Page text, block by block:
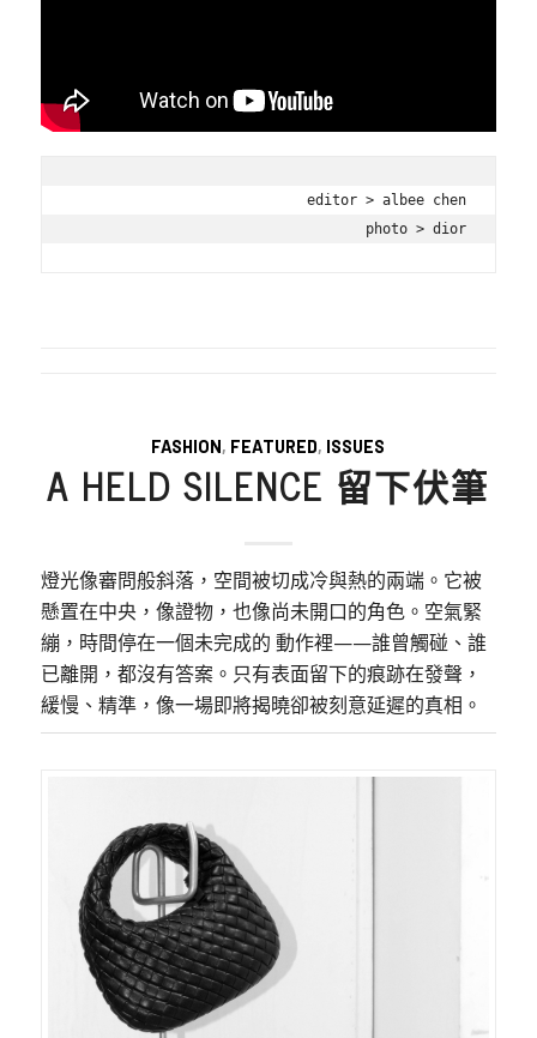
editor > albee chen
photo > dior
FASHION, FEATURED, ISSUES
A HELD SILENCE 留下伏筆
燈光像審問般斜落，空間被切成冷與熱的兩端。它被
懸置在中央，像證物，也像尚未開口的角色。空氣緊
繃，時間停在一個未完成的 動作裡——誰曾觸碰、誰
已離開，都沒有答案。只有表面留下的痕跡在發聲，
緩慢、精準，像一場即將揭曉卻被刻意延遲的真相。